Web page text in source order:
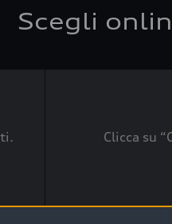
Scegli
Clicca su